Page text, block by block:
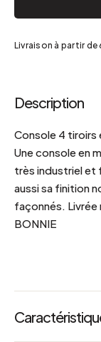
Livraison à partir de
Description
Console 4 tiroirs
Une console en
très industriel et
aussi sa finition
façonnés.
BONNIE